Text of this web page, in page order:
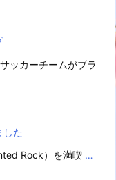
ッカーチームがブラ
した
Rock）を満喫 …